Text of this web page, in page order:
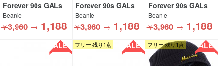
Forever 90s GALs
Beanie
￥3,960 → 1,188
Forever 90s GALs
Beanie
￥3,960→ 1,188
Forever 90s GALs
Beanie
￥3,960→ 1,188
SALE!! フリー 残り1点 SALE!! フリー 残り1点 SALE!!